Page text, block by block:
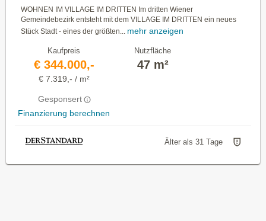
WOHNEN IM VILLAGE IM DRITTEN Im dritten Wiener
Gemeindebezirk entsteht mit dem VILLAGE IM DRITTEN ein neues
Stück Stadt - eines der größten... mehr anzeigen
Kaufpreis
€ 344.000,-
€ 7.319,- / m²
Gesponsert
Finanzierung berechnen
Nutzfläche
47 m²
Älter als 31 Tage